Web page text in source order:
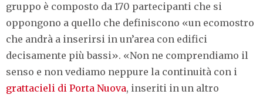
gruppo è composto da 170 partecipanti che si
oppongono a quello che definiscono «un ecomostro
che andrà a inserirsi in un’area con edifici
decisamente più bassi». «Non ne comprendiamo il
senso e non vediamo neppure la continuità con i
grattacieli di Porta Nuova, inseriti in un altro